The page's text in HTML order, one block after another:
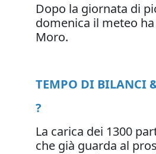
Dopo la giornata di
domenica il meteo
Moro.
TEMPO DI BILANCI
?
La carica dei 1300
che già guarda al